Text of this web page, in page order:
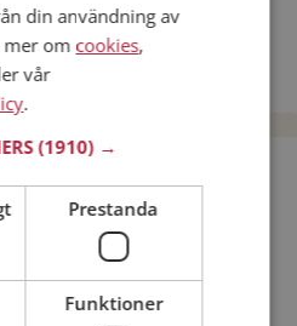
utan kostnad!
Kvinna
din användning av
mer om cookies,
vår
.
(1910) →
Prestanda
Funktioner